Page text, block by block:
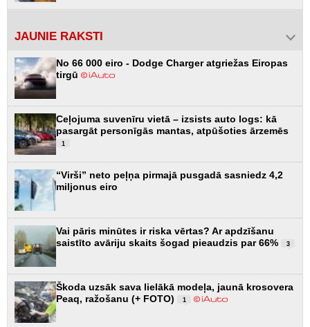
JAUNIE RAKSTI
No 66 000 eiro - Dodge Charger atgriežas Eiropas
tirgū
Ceļojuma suvenīru vietā – izsists auto logs: kā
pasargāt personīgās mantas, atpūšoties ārzemēs
1
“Virši” neto peļņa pirmajā pusgadā sasniedz 4,2
miljonus eiro
Vai pāris minūtes ir riska vērtas? Ar apdzīšanu
saistīto avāriju skaits šogad pieaudzis par 66%
3
Škoda uzsāk sava lielākā modeļa, jaunā krosovera
Peaq, ražošanu (+ FOTO)
1